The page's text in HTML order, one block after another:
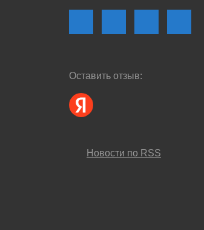
Оставить отзыв:
Новости по RSS